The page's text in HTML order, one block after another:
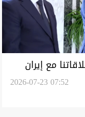
مع إيران
المشتركة
2026-07-23 07:52